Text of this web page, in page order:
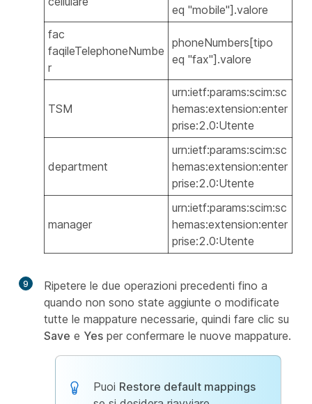
eq "mobile"].valore
fac
faqileTelephoneNumbe
r
phoneNumbers[tipo
eq "fax"].valore
TSM
urn:ietf:params:scim:sc
hemas:extension:enter
prise:2.0:Utente
department
urn:ietf:params:scim:sc
hemas:extension:enter
prise:2.0:Utente
manager
urn:ietf:params:scim:sc
hemas:extension:enter
prise:2.0:Utente
9
Ripetere le due operazioni precedenti fino a
quando non sono state aggiunte o modificate
tutte le mappature necessarie, quindi fare clic su
Save e Yes per confermare le nuove mappature.
Puoi Restore default mappings